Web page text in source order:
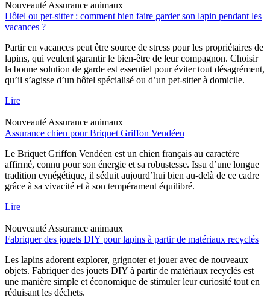
Nouveauté Assurance animaux
Hôtel ou pet-sitter : comment bien faire garder son lapin pendant les
vacances ?
Partir en vacances peut être source de stress pour les propriétaires de
lapins, qui veulent garantir le bien-être de leur compagnon. Choisir
la bonne solution de garde est essentiel pour éviter tout désagrément,
qu’il s’agisse d’un hôtel spécialisé ou d’un pet-sitter à domicile.
Lire
Nouveauté Assurance animaux
Assurance chien pour Briquet Griffon Vendéen
Le Briquet Griffon Vendéen est un chien français au caractère
affirmé, connu pour son énergie et sa robustesse. Issu d’une longue
tradition cynégétique, il séduit aujourd’hui bien au-delà de ce cadre
grâce à sa vivacité et à son tempérament équilibré.
Lire
Nouveauté Assurance animaux
Fabriquer des jouets DIY pour lapins à partir de matériaux recyclés
Les lapins adorent explorer, grignoter et jouer avec de nouveaux
objets. Fabriquer des jouets DIY à partir de matériaux recyclés est
une manière simple et économique de stimuler leur curiosité tout en
réduisant les déchets.